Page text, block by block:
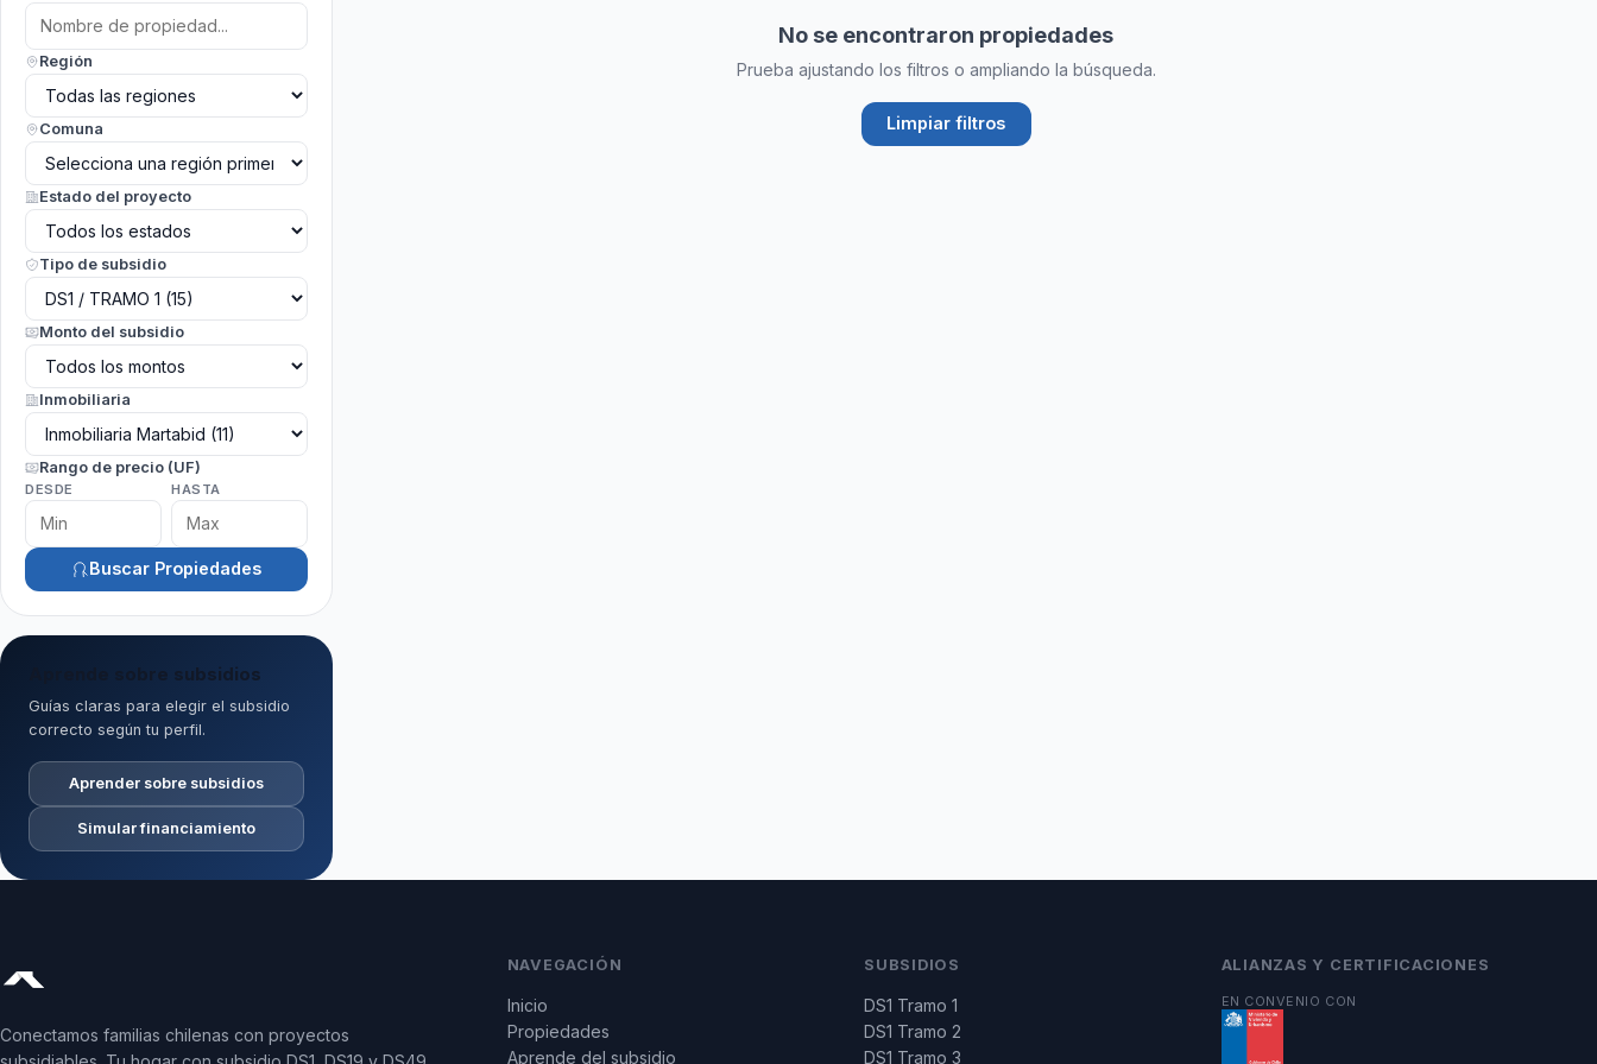
Región
Comuna
Estado del proyecto
Tipo de subsidio
Monto del subsidio
Inmobiliaria
Rango de precio (UF)
DESDE HASTA
Buscar Propiedades
Aprende sobre subsidios
Guías claras para elegir el subsidio
correcto según tu perfil.
Aprender sobre subsidios
Simular financiamiento
No se encontraron propiedades
Prueba ajustando los filtros o ampliando la búsqueda.
Limpiar filtros
Conectamos familias chilenas con proyectos
NAVEGACIÓN
Inicio
Propiedades
Aprende del subsidio
SUBSIDIOS
DS1 Tramo 1
DS1 Tramo 2
DS1 Tramo 3
ALIANZAS Y CERTIFICACIONES
EN CONVENIO CON